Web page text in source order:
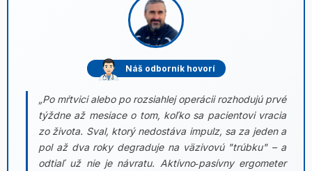
Náš odborník hovorí
„Po mŕtvici alebo po rozsiahlej operácii rozhodujú prvé
týždne až mesiace o tom, koľko sa pacientovi vracia
zo života. Sval, ktorý nedostáva impulz, sa za jeden a
pol až dva roky degraduje na väzivovú "trúbku" – a
odtiaľ už nie je návratu. Aktívno‑pasívny ergometer